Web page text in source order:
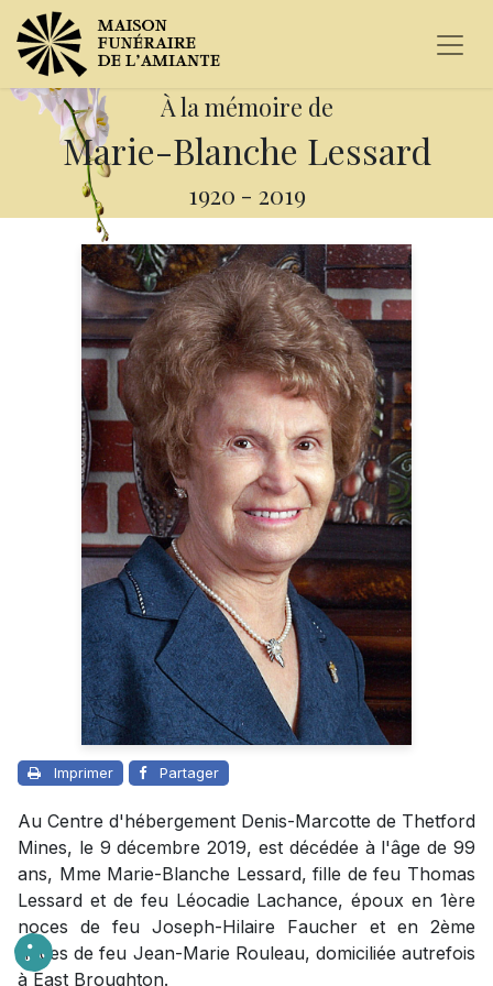
À la mémoire de
Marie-Blanche Lessard
1920 - 2019
Imprimer Partager
Au Centre d'hébergement Denis-Marcotte de Thetford
Mines, le 9 décembre 2019, est décédée à l'âge de 99
ans, Mme Marie-Blanche Lessard, fille de feu Thomas
Lessard et de feu Léocadie Lachance, époux en 1ère
noces de feu Joseph-Hilaire Faucher et en 2ème
noces de feu Jean-Marie Rouleau, domiciliée autrefois
à East Broughton.